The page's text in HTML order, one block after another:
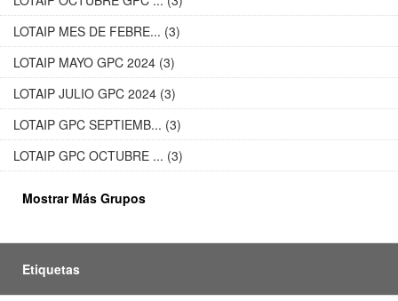
LOTAIP MES DE FEBRE... (3)
LOTAIP MAYO GPC 2024 (3)
LOTAIP JULIO GPC 2024 (3)
LOTAIP GPC SEPTIEMB... (3)
LOTAIP GPC OCTUBRE ... (3)
Mostrar Más Grupos
Etiquetas